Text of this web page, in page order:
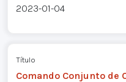
2023-01-04
Título
Comando Conjunto de